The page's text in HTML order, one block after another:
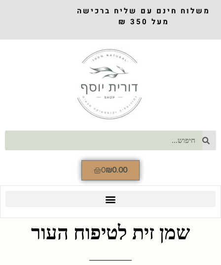
משלוח חינם עם שליח ברכישה
מעל 350 ₪
₪0.00
0
שמן זית לטיפוח העור